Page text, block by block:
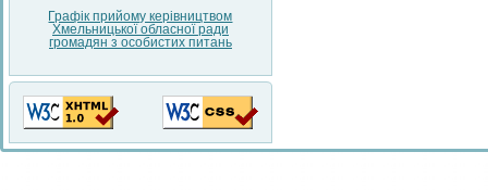
Графік прийому керівництвом
Хмельницької обласної ради
громадян з особистих питань